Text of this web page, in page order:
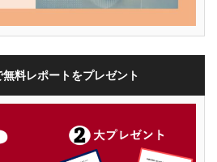
料レポートをプレゼント